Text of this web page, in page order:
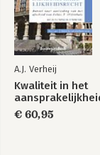
Asser 7-IX
Verzekering
Marc Schröder
Ledenlijst LSA 233
Eerder
A.J. Verheij
Kwaliteit in het
€ 60,95